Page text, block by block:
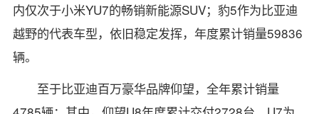
内仅次于小米YU7的畅销新能源SUV；豹5作为比亚迪
越野的代表车型，依旧稳定发挥，年度累计销量59836
辆。
至于比亚迪百万豪华品牌仰望，全年累计销量